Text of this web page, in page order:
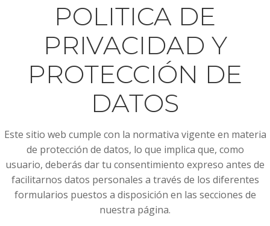
POLITICA DE
PRIVACIDAD Y
PROTECCIÓN DE
DATOS
Este sitio web cumple con la normativa vigente en materia
de protección de datos, lo que implica que, como
usuario, deberás dar tu consentimiento expreso antes de
facilitarnos datos personales a través de los diferentes
formularios puestos a disposición en las secciones de
nuestra página.